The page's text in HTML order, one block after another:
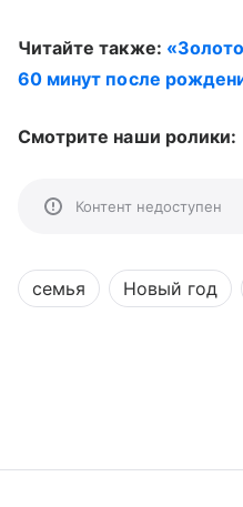
Читайте также:
60 минут после
Смотрите наши ролики:
Контент недоступен
семья Новый год